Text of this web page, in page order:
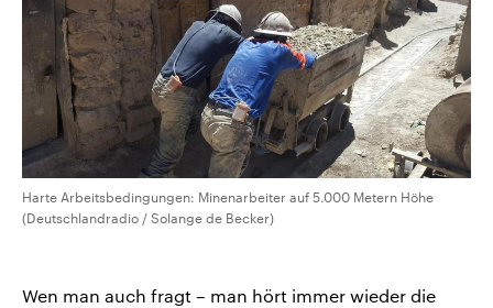
Harte Arbeitsbedingungen: Minenarbeiter auf 5.000 Metern Höhe
(Deutschlandradio / Solange de Becker)
Wen man auch fragt – man hört immer wieder die